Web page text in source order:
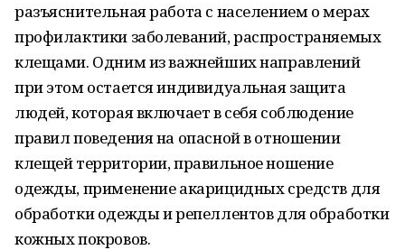
разъяснительная работа с населением о мерах
профилактики заболеваний, распространяемых
клещами. Одним из важнейших направлений
при этом остается индивидуальная защита
людей, которая включает в себя соблюдение
правил поведения на опасной в отношении
клещей территории, правильное ношение
одежды, применение акарицидных средств для
обработки одежды и репеллентов для обработки
кожных покровов.